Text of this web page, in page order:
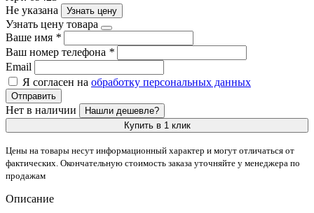
Не указана
Узнать цену
Узнать цену товара
Ваше имя *
Ваш номер телефона *
Email
Я согласен на обработку персональных данных
Отправить
Нет в наличии
Нашли дешевле?
Купить в 1 клик
Цены на товары несут информационный характер и могут отличаться от
фактических. Окончательную стоимость заказа уточняйте у менеджера по
продажам
Описание